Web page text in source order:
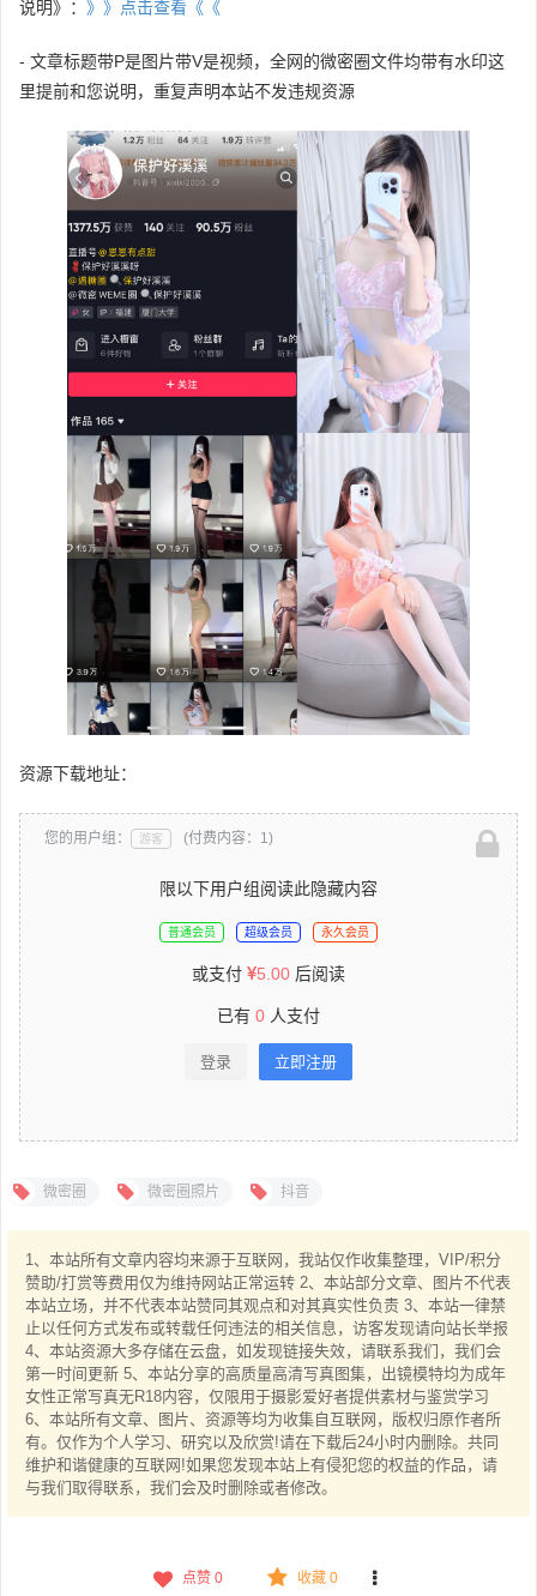
说明》： 》》点击查看《《
- 文章标题带P是图片带V是视频，全网的微密圈文件均带有水印这
里提前和您说明，重复声明本站不发违规资源
资源下载地址：
您的用户组： 游客 (付费内容：1)
限以下用户组阅读此隐藏内容
普通会员 超级会员 永久会员
或支付 5.00 后阅读
已有 0 人支付
登录 立即注册
微密圈 微密圈照片 抖音
1、本站所有文章内容均来源于互联网，我站仅作收集整理，VIP/积分
赞助/打赏等费用仅为维持网站正常运转 2、本站部分文章、图片不代表
本站立场，并不代表本站赞同其观点和对其真实性负责 3、本站一律禁
止以任何方式发布或转载任何违法的相关信息，访客发现请向站长举报
4、本站资源大多存储在云盘，如发现链接失效，请联系我们，我们会
第一时间更新 5、本站分享的高质量高清写真图集，出镜模特均为成年
女性正常写真无R18内容，仅限用于摄影爱好者提供素材与鉴赏学习
6、本站所有文章、图片、资源等均为收集自互联网，版权归原作者所
有。仅作为个人学习、研究以及欣赏!请在下载后24小时内删除。共同
维护和谐健康的互联网!如果您发现本站上有侵犯您的权益的作品，请
与我们取得联系，我们会及时删除或者修改。
点赞 0 收藏 0